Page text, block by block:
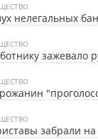
нелегальных
зажевало
забрали